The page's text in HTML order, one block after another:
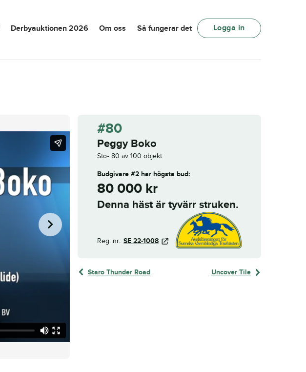
Derbyauktionen 2026 Om oss Så fungerar det Logga in
#80
Peggy Boko
Sto 80 av 100 objekt
Budgivare #2 har högsta bud:
80 000 kr
Denna häst är tyvärr struken.
Reg. nr.: SE 22-1008
Staro Thunder Road Uncover Tile